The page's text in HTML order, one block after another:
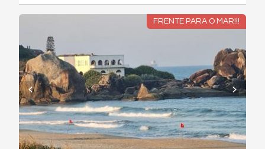
FRENTE PARA O MAR!!!